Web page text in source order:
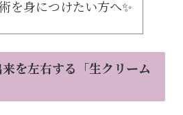
を身につけたい方へ✨
を左右する「生クリーム